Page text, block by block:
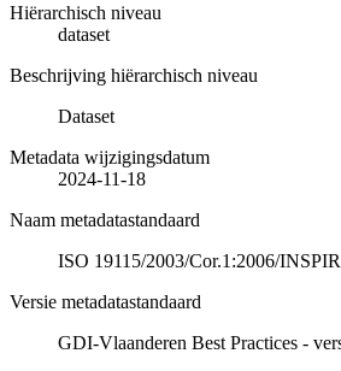
Hiërarchisch niveau
dataset
Beschrijving hiërarchisch niveau
Dataset
Metadata wijzigingsdatum
2024-11-18
Naam metadatastandaard
ISO 19115/2003/Cor.1:2006/
Versie metadatastandaard
GDI-Vlaanderen Best Practices -